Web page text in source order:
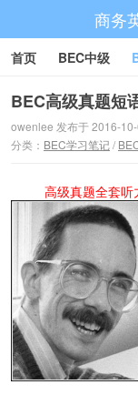
商务
首页 BEC中级
BEC阅读 BEC词汇
BEC高级真题短
owenlee 发布于 2016-
分类： BEC学习笔记/
高级真题全套